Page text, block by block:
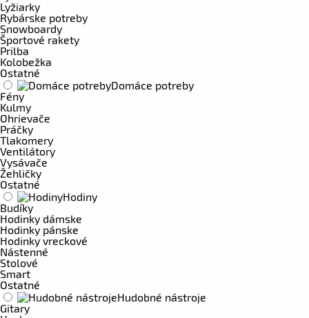
Lyžiarky
Rybárske potreby
Snowboardy
Športové rakety
Prilba
Kolobežka
Ostatné
Domáce potreby
Fény
Kulmy
Ohrievače
Práčky
Tlakomery
Ventilátory
Vysávače
Žehličky
Ostatné
Hodiny
Budíky
Hodinky dámske
Hodinky pánske
Hodinky vreckové
Nástenné
Stolové
Smart
Ostatné
Hudobné nástroje
Gitary